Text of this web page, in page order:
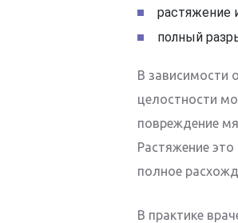
растяжение
полный
В зависимости
целостности
повреждение
Растяжение
полное
В практике